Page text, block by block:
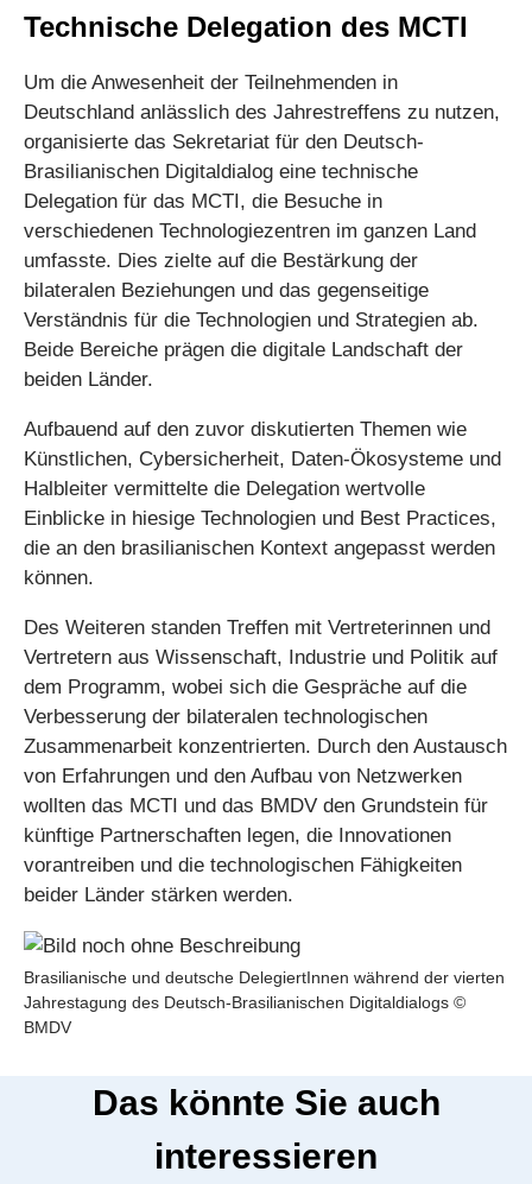
Technische Delegation des MCTI
Um die Anwesenheit der Teilnehmenden in
Deutschland anlässlich des Jahrestreffens zu nutzen,
organisierte das Sekretariat für den Deutsch-
Brasilianischen Digitaldialog eine technische
Delegation für das MCTI, die Besuche in
verschiedenen Technologiezentren im ganzen Land
umfasste. Dies zielte auf die Bestärkung der
bilateralen Beziehungen und das gegenseitige
Verständnis für die Technologien und Strategien ab.
Beide Bereiche prägen die digitale Landschaft der
beiden Länder.
Aufbauend auf den zuvor diskutierten Themen wie
Künstlichen, Cybersicherheit, Daten-Ökosysteme und
Halbleiter vermittelte die Delegation wertvolle
Einblicke in hiesige Technologien und Best Practices,
die an den brasilianischen Kontext angepasst werden
können.
Des Weiteren standen Treffen mit Vertreterinnen und
Vertretern aus Wissenschaft, Industrie und Politik auf
dem Programm, wobei sich die Gespräche auf die
Verbesserung der bilateralen technologischen
Zusammenarbeit konzentrierten. Durch den Austausch
von Erfahrungen und den Aufbau von Netzwerken
wollten das MCTI und das BMDV den Grundstein für
künftige Partnerschaften legen, die Innovationen
vorantreiben und die technologischen Fähigkeiten
beider Länder stärken werden.
Brasilianische und deutsche DelegiertInnen während der vierten
Jahrestagung des Deutsch-Brasilianischen Digitaldialogs ©
BMDV
Das könnte Sie auch
interessieren